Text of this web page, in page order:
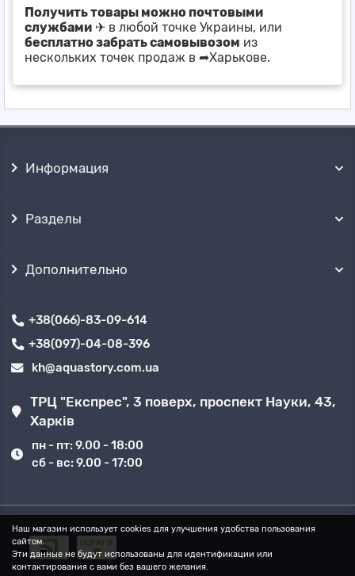
Получить товары можно почтовыми
службами ✈ в любой точке Украины, или
бесплатно забрать самовывозом из
нескольких точек продаж в ➦Харькове.
Наш магазин использует cookies для улучшения удобства пользования
сайтом.
Эти данные не будут использованы для идентификации или
контактирования с вами без вашего желания.
Информация
Разделы
Дополнительно
+38(066)-83-09-614
+38(097)-04-08-396
kh@aquastory.com.ua
ТРЦ "Експрес", 3 поверх, проспект Науки, 43,
Харків
пн - пт: 9.00 - 18:00
сб - вс: 9.00 - 17:00